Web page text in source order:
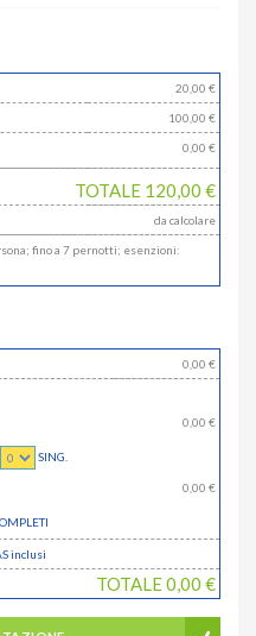
20,00 €
100,00 €
0,00 €
TOTALE 120,00 €
da calcolare
fino a 7 pernotti; esenzioni:
0,00 €
0,00 €
SING.
0,00 €
inclusi
TOTALE0,00 €